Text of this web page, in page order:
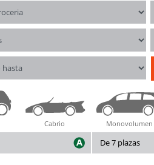
Cabrio Monovolumen
De 7 plazas